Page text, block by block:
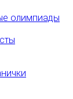
олимпиады